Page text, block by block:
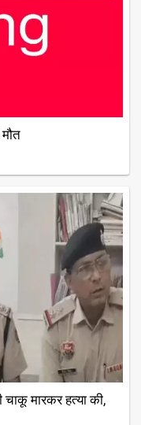
चाकू मारकर हत्या की,